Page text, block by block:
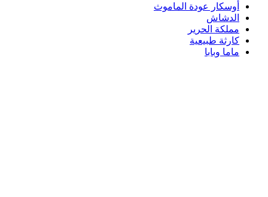
أوسكار عودة الماموث
الدشاش
مملكة الحرير
كارثة طبيعية
ماما وبابا